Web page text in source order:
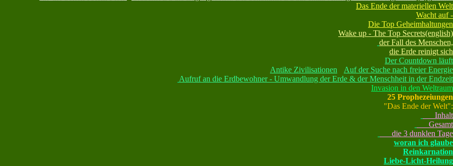
Das Ende der materiellen Welt
Wacht auf -
Die Top Geheimhaltungen
Wake up - The Top Secrets(english)
der Fall des Menschen,
die Erde reinigt sich
Der Countdown läuft
Antike Zivilisationen
Auf der Suche nach freier Energie
Aufruf an die Erdbewohner - Umwandlung der Erde & der Menschheit in der Endzeit
Invasion in den Weltraum
25 Prophezeiungen
"Das Ende der Welt":
Inhalt
Gesamt
die 3 dunklen Tage
woran ich glaube
Reinkarnation
Liebe-Licht-Heilung